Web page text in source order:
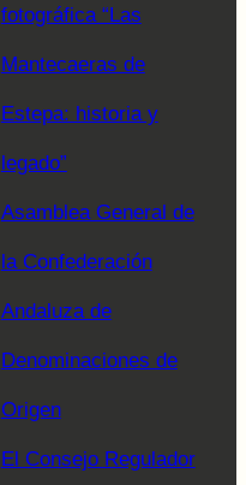
fotográfica “Las
Mantecaeras de
Estepa: historia y
legado”
Asamblea General de
la Confederación
Andaluza de
Denominaciones de
Origen
El Consejo Regulador